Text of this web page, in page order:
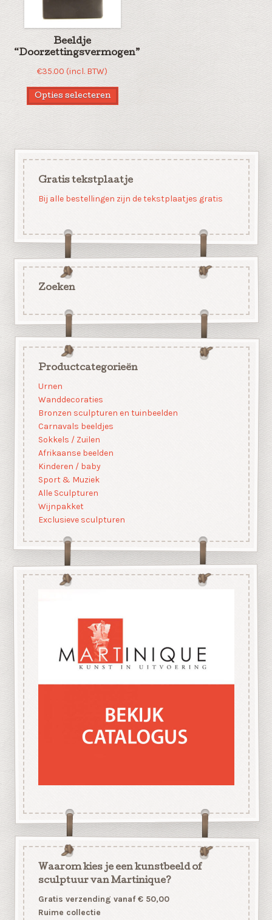
Beeldje
“Doorzettingsvermogen”
€35.00 (incl. BTW)
Opties selecteren
Gratis tekstplaatje
Bij alle bestellingen zijn de tekstplaatjes gratis
Zoeken
Productcategorieën
Urnen
Wanddecoraties
Bronzen sculpturen en tuinbeelden
Carnavals beeldjes
Sokkels / Zuilen
Afrikaanse beelden
Kinderen / baby
Sport & Muziek
Alle Sculpturen
Wijnpakket
Exclusieve sculpturen
Waarom kies je een kunstbeeld of
sculptuur van Martinique?
Gratis verzending vanaf € 50,00
Ruime collectie